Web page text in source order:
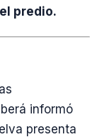
predio.
informó
presenta